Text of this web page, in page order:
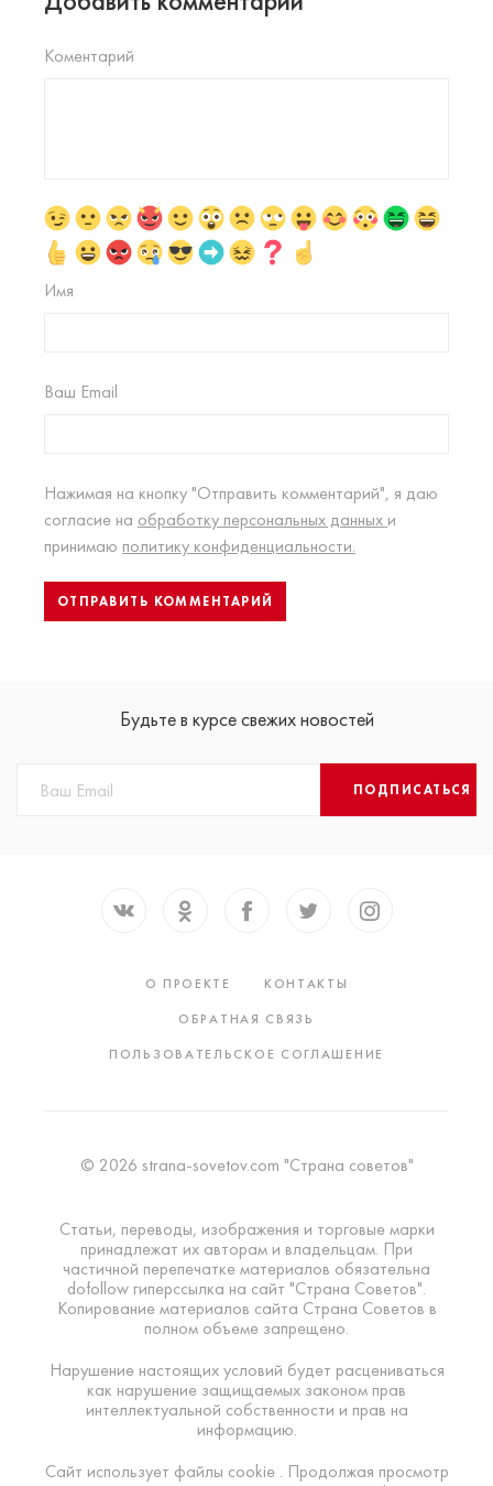
Коментарий
Имя
Ваш Email
Нажимая на кнопку "Отправить комментарий", я даю
согласие на обработку персональных данных и
принимаю политику конфиденциальности.
Будьте в курсе свежих новостей
ПОДПИСАТЬСЯ
О ПРОЕКТЕ
КОНТАКТЫ
ОБРАТНАЯ СВЯЗЬ
ПОЛЬЗОВАТЕЛЬСКОЕ СОГЛАШЕНИЕ
© 2026 strana-sovetov.com "Страна советов"
Статьи, переводы, изображения и торговые марки
принадлежат их авторам и владельцам. При
частичной перепечатке материалов обязательна
dofollow гиперссылка на сайт "Страна Советов".
Копирование материалов сайта Страна Советов в
полном объеме запрещено.
Нарушение настоящих условий будет расцениваться
как нарушение защищаемых законом прав
интеллектуальной собственности и прав на
информацию.
Сайт использует файлы cookie . Продолжая просмотр